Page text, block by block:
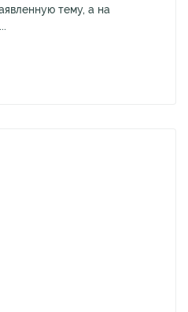
тему, а на